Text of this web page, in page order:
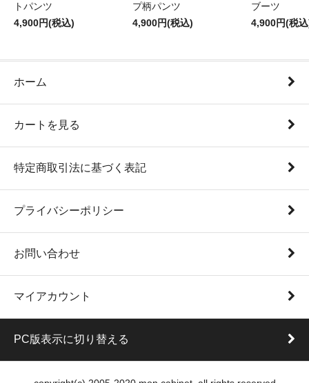
トパンツ
4,900円(税込)
プ柄パンツ
4,900円(税込)
ブーツ
4,900円(税
ホーム
カートを見る
特定商取引法に基づく表記
プライバシーポリシー
お問い合わせ
マイアカウント
PC版表示に切り替える